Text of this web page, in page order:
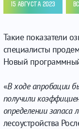
15 АВГУСТА 2023
Такие показатели
специалисты
Новый программный
«В ходе апробации
получили
определении
лесоустройства